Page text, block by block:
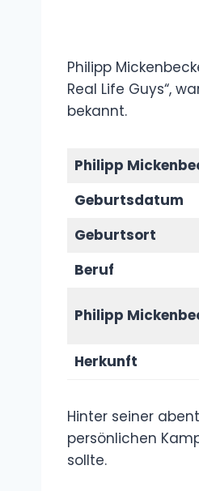
Philipp
Real Life Guys“,
bekannt.
Philipp
Geburtsdatum
Geburtsort
Beruf
Philipp
Herkunft
Hinter seiner
persönlichen
sollte.